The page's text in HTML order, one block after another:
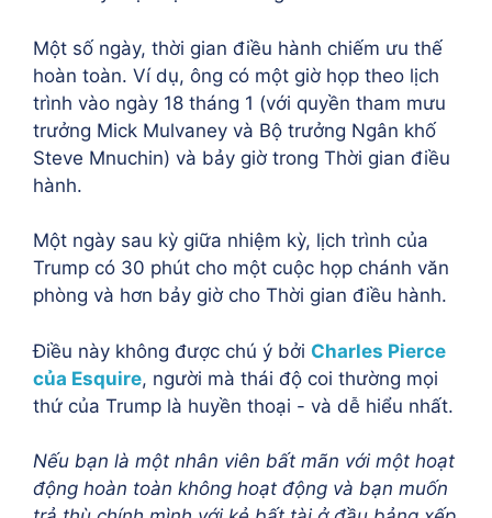
Một số ngày, thời gian điều hành chiếm ưu thế
hoàn toàn. Ví dụ, ông có một giờ họp theo lịch
trình vào ngày 18 tháng 1 (với quyền tham mưu
trưởng Mick Mulvaney và Bộ trưởng Ngân khố
Steve Mnuchin) và bảy giờ trong Thời gian điều
hành.
Một ngày sau kỳ giữa nhiệm kỳ, lịch trình của
Trump có 30 phút cho một cuộc họp chánh văn
phòng và hơn bảy giờ cho Thời gian điều hành.
Điều này không được chú ý bởi Charles Pierce
của Esquire, người mà thái độ coi thường mọi
thứ của Trump là huyền thoại - và dễ hiểu nhất.
Nếu bạn là một nhân viên bất mãn với một hoạt
động hoàn toàn không hoạt động và bạn muốn